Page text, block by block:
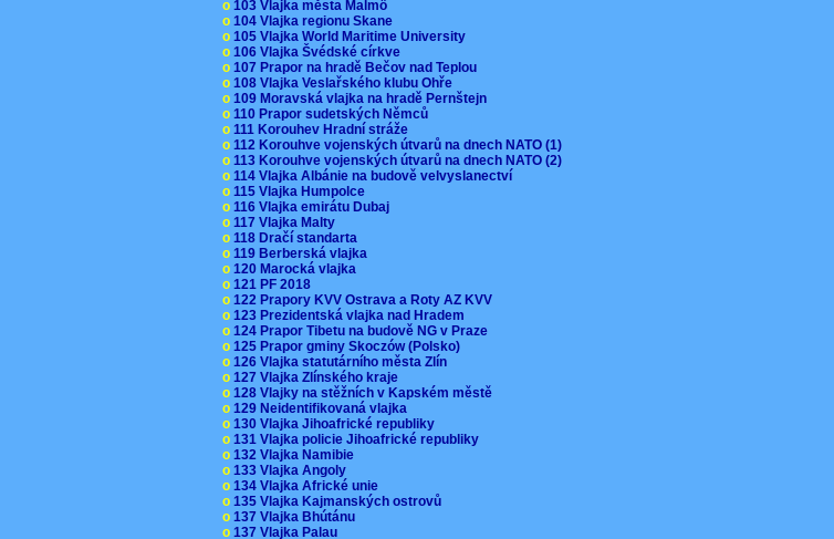
o 103 Vlajka města Malmö
o 104 Vlajka regionu Skane
o 105 Vlajka World Maritime University
o 106 Vlajka Švédské církve
o 107 Prapor na hradě Bečov nad Teplou
o 108 Vlajka Veslařského klubu Ohře
o 109 Moravská vlajka na hradě Pernštejn
o 110 Prapor sudetských Němců
o 111 Korouhev Hradní stráže
o 112 Korouhve vojenských útvarů na dnech NATO (1)
o 113 Korouhve vojenských útvarů na dnech NATO (2)
o 114 Vlajka Albánie na budově velvyslanectví
o 115 Vlajka Humpolce
o 116 Vlajka emirátu Dubaj
o 117 Vlajka Malty
o 118 Dračí standarta
o 119 Berberská vlajka
o 120 Marocká vlajka
o 121 PF 2018
o 122 Prapory KVV Ostrava a Roty AZ KVV
o 123 Prezidentská vlajka nad Hradem
o 124 Prapor Tibetu na budově NG v Praze
o 125 Prapor gminy Skoczów (Polsko)
o 126 Vlajka statutárního města Zlín
o 127 Vlajka Zlínského kraje
o 128 Vlajky na stěžních v Kapském městě
o 129 Neidentifikovaná vlajka
o 130 Vlajka Jihoafrické republiky
o 131 Vlajka policie Jihoafrické republiky
o 132 Vlajka Namibie
o 133 Vlajka Angoly
o 134 Vlajka Africké unie
o 135 Vlajka Kajmanských ostrovů
o 137 Vlajka Bhútánu
o 137 Vlajka Palau